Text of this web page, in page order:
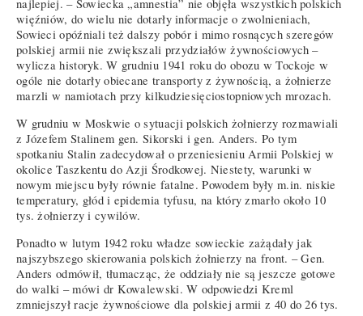
najlepiej. – Sowiecka „amnestia” nie objęła wszystkich polskich
więźniów, do wielu nie dotarły informacje o zwolnieniach,
Sowieci opóźniali też dalszy pobór i mimo rosnących szeregów
polskiej armii nie zwiększali przydziałów żywnościowych –
wylicza historyk. W grudniu 1941 roku do obozu w Tockoje w
ogóle nie dotarły obiecane transporty z żywnością, a żołnierze
marzli w namiotach przy kilkudziesięciostopniowych mrozach.
W grudniu w Moskwie o sytuacji polskich żołnierzy rozmawiali
z Józefem Stalinem gen. Sikorski i gen. Anders. Po tym
spotkaniu Stalin zadecydował o przeniesieniu Armii Polskiej w
okolice Taszkentu do Azji Środkowej. Niestety, warunki w
nowym miejscu były równie fatalne. Powodem były m.in. niskie
temperatury, głód i epidemia tyfusu, na który zmarło około 10
tys. żołnierzy i cywilów.
Ponadto w lutym 1942 roku władze sowieckie zażądały jak
najszybszego skierowania polskich żołnierzy na front. – Gen.
Anders odmówił, tłumacząc, że oddziały nie są jeszcze gotowe
do walki – mówi dr Kowalewski. W odpowiedzi Kreml
zmniejszył racje żywnościowe dla polskiej armii z 40 do 26 tys.